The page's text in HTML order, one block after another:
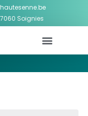
Soignies